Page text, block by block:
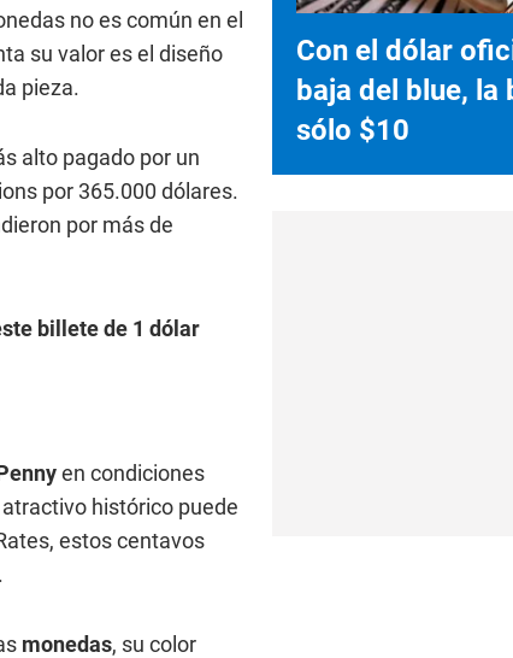
no es común en el
su valor es el diseño
pieza.
alto pagado por un
por 365.000 dólares.
por más de
billete de 1 dólar
en condiciones
histórico puede
estos centavos
monedas, su color
Con el dólar
baja del blue, la
sólo $10